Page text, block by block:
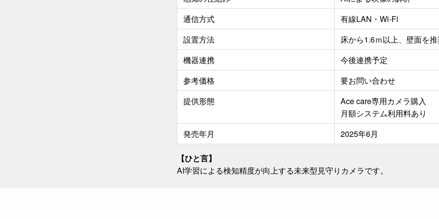
通信方式
有線LAN・Wi-Fi
設置方法
床から1.6ｍ以上、壁面を
機器連携
今後連携予定
参考価格
要お問い合わせ
提供形態
Ace care専用カメラ購入
月額システム利用料あり
発売年月
2025年6月
【ひと言】
AI学習による検知精度が向上する未来型見守りカメラです。